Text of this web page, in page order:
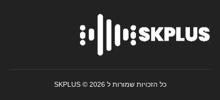
כל הזכויות שמורות ל SKPLUS © 2026